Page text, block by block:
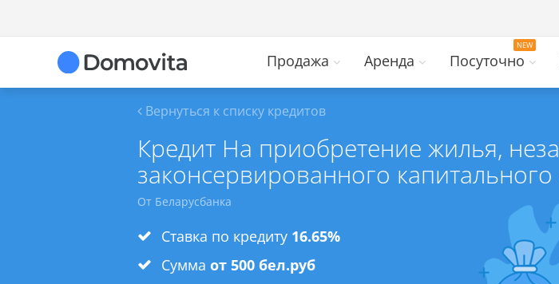
Продажа Аренда Посуточно
Вернуться к списку кредитов
Кредит На приобретение жилья,
законсервированного
От Беларусбанка
Ставка по кредиту 16.65%
Сумма от 500 бел.руб